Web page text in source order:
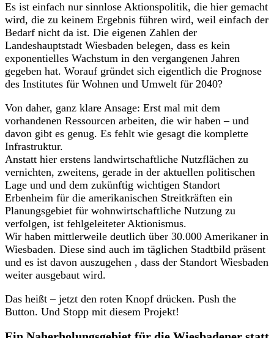
Es ist einfach nur sinnlose Aktionspolitik, die hier gemacht
wird, die zu keinem Ergebnis führen wird, weil einfach der
Bedarf nicht da ist. Die eigenen Zahlen der
Landeshauptstadt Wiesbaden belegen, dass es kein
exponentielles Wachstum in den vergangenen Jahren
gegeben hat. Worauf gründet sich eigentlich die Prognose
des Institutes für Wohnen und Umwelt für 2040?
Von daher, ganz klare Ansage: Erst mal mit dem
vorhandenen Ressourcen arbeiten, die wir haben – und
davon gibt es genug. Es fehlt wie gesagt die komplette
Infrastruktur.
Anstatt hier erstens landwirtschaftliche Nutzflächen zu
vernichten, zweitens, gerade in der aktuellen politischen
Lage und und dem zukünftig wichtigen Standort
Erbenheim für die amerikanischen Streitkräften ein
Planungsgebiet für wohnwirtschaftliche Nutzung zu
verfolgen, ist fehlgeleiteter Aktionismus.
Wir haben mittlerweile deutlich über 30.000 Amerikaner in
Wiesbaden. Diese sind auch im täglichen Stadtbild präsent
und es ist davon auszugehen , dass der Standort Wiesbaden
weiter ausgebaut wird.
Das heißt – jetzt den roten Knopf drücken. Push the
Button. Und Stopp mit diesem Projekt!